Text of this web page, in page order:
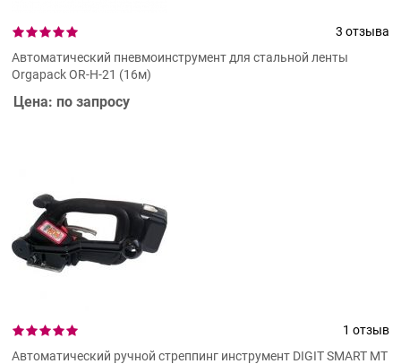
3 отзыва
Автоматический пневмоинструмент для стальной ленты
Orgapack OR-H-21 (16м)
Цена: по запросу
1 отзыв
Автоматический ручной стреппинг инструмент DIGIT SMART MT